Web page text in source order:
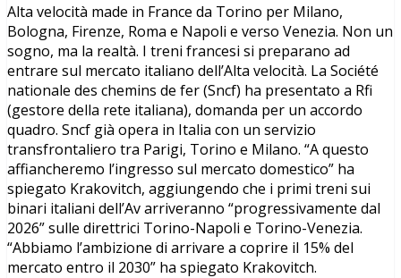
Alta velocità made in France da Torino per Milano,
Bologna, Firenze, Roma e Napoli e verso Venezia. Non un
sogno, ma la realtà. I treni francesi si preparano ad
entrare sul mercato italiano dell’Alta velocità. La Société
nationale des chemins de fer (Sncf) ha presentato a Rfi
(gestore della rete italiana), domanda per un accordo
quadro. Sncf già opera in Italia con un servizio
transfrontaliero tra Parigi, Torino e Milano. “A questo
affiancheremo l’ingresso sul mercato domestico” ha
spiegato Krakovitch, aggiungendo che i primi treni sui
binari italiani dell’Av arriveranno “progressivamente dal
2026” sulle direttrici Torino-Napoli e Torino-Venezia.
“Abbiamo l’ambizione di arrivare a coprire il 15% del
mercato entro il 2030” ha spiegato Krakovitch.